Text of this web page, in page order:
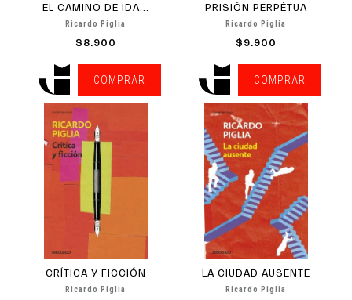
EL CAMINO DE IDA...
Ricardo Piglia
$8.900
COMPRAR
PRISIÓN PERPÉTUA
Ricardo Piglia
$9.900
COMPRAR
CRÍTICA Y FICCIÓN
Ricardo Piglia
LA CIUDAD AUSENTE
Ricardo Piglia